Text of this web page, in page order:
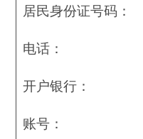
居民身份证号码：
电话：
开户银行：
账号：